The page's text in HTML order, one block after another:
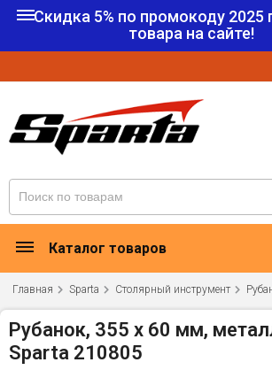
Скидка 5% по промокоду 2025
товара на сайте!
Каталог товаров
Главная Sparta Столярный инструмент
Рубанок, 355 х 60 мм,
Sparta 210805